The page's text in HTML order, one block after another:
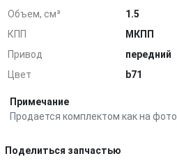
Объем, см³
1.5
КПП
МКПП
Привод
передний
Цвет
b71
Примечание
Продается комплектом как на фото
Поделиться запчастью